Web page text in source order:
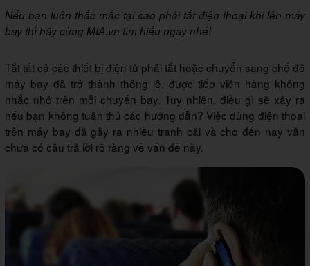
Nếu bạn luôn thắc mắc tại sao phải tắt điện thoại khi lên máy
bay thì hãy cùng MIA.vn tìm hiểu ngay nhé!
Tắt tất cả các thiết bị điện tử phải tắt hoặc chuyển sang chế độ
máy bay đã trở thành thông lệ, được tiếp viên hàng không
nhắc nhở trên mỗi chuyến bay. Tuy nhiên, điều gì sẽ xảy ra
nếu bạn không tuân thủ các hướng dẫn? Việc dùng điện thoại
trên máy bay đã gây ra nhiều tranh cãi và cho đến nay vẫn
chưa có câu trả lời rõ ràng về vấn đề này.